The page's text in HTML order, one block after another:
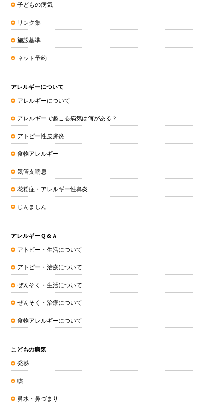
子どもの病気
リンク集
施設基準
ネット予約
アレルギーについて
アレルギーについて
アレルギーで起こる病気は何がある？
アトピー性皮膚炎
食物アレルギー
気管支喘息
花粉症・アレルギー性鼻炎
じんましん
アレルギーＱ＆Ａ
アトピー・生活について
アトピー・治療について
ぜんそく・生活について
ぜんそく・治療について
食物アレルギーについて
こどもの病気
発熱
咳
鼻水・鼻づまり